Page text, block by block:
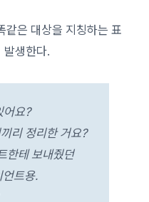
같은 대상을 지칭하는 표
발생한다.
어요?
리 정리한 거요?
한테 보내줬던
언트용.